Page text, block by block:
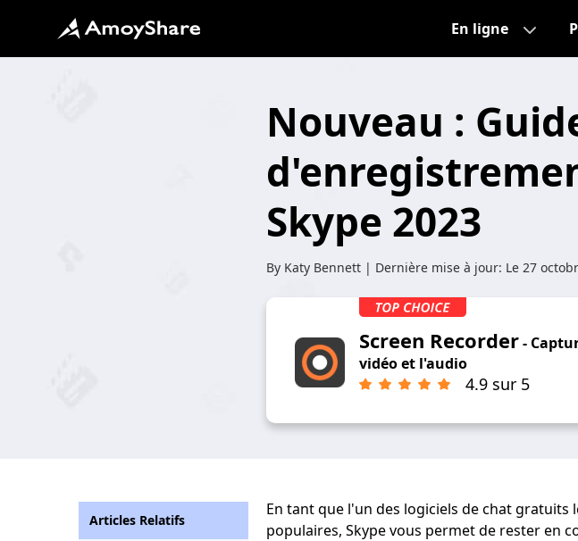
En ligne
Nouveau :
Skype 2023
By Katy Bennett | Dernière mise à jour: Le 27
Screen Recorder-
vidéo et l'audio
4.9 sur 5
En tant que l'un des logiciels de chat gratuits
populaires, Skype vous permet de rester en
Articles Relatifs